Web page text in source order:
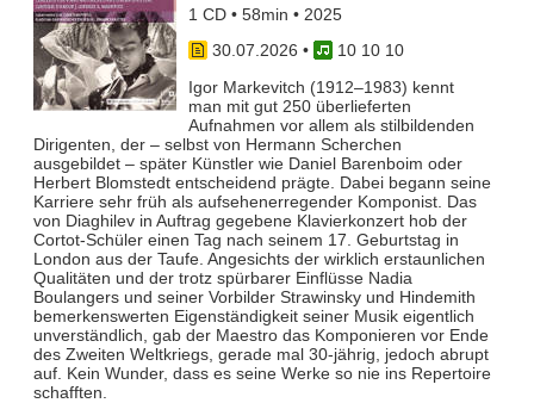
1 CD • 58min • 2025
30.07.2026 •
10 10 10
Igor Markevitch (1912–1983) kennt
man mit gut 250 überlieferten
Aufnahmen vor allem als stilbildenden
Dirigenten, der – selbst von Hermann Scherchen
ausgebildet – später Künstler wie Daniel Barenboim oder
Herbert Blomstedt entscheidend prägte. Dabei begann seine
Karriere sehr früh als aufsehenerregender Komponist. Das
von Diaghilev in Auftrag gegebene Klavierkonzert hob der
Cortot-Schüler einen Tag nach seinem 17. Geburtstag in
London aus der Taufe. Angesichts der wirklich erstaunlichen
Qualitäten und der trotz spürbarer Einflüsse Nadia
Boulangers und seiner Vorbilder Strawinsky und Hindemith
bemerkenswerten Eigenständigkeit seiner Musik eigentlich
unverständlich, gab der Maestro das Komponieren vor Ende
des Zweiten Weltkriegs, gerade mal 30-jährig, jedoch abrupt
auf. Kein Wunder, dass es seine Werke so nie ins Repertoire
schafften.